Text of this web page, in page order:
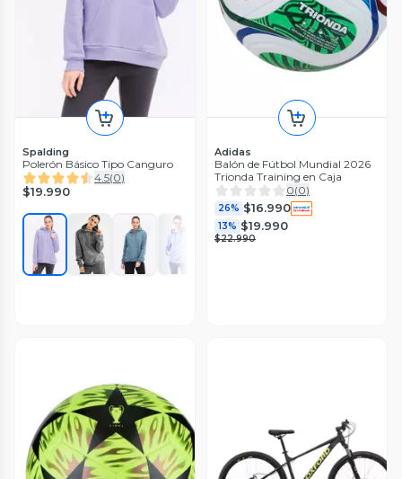
Spalding
Polerón Básico Tipo Canguro
4.5(0)
$19.990
Adidas
Balón de Fútbol Mundial 2026
Trionda Training en Caja
0(0)
26% $16.990
13% $19.990
$22.990